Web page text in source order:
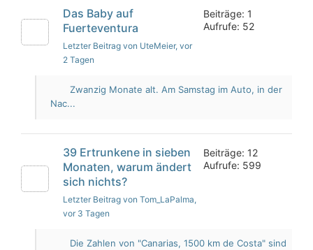
Das Baby auf
Fuerteventura
Letzter Beitrag von UteMeier, vor
2 Tagen
Beiträge: 1
Aufrufe: 52
Zwanzig Monate alt. Am Samstag im Auto, in der
Nac...
39 Ertrunkene in sieben
Monaten, warum ändert
sich nichts?
Letzter Beitrag von Tom_LaPalma,
vor 3 Tagen
Beiträge: 12
Aufrufe: 599
Die Zahlen von "Canarias, 1500 km de Costa" sind